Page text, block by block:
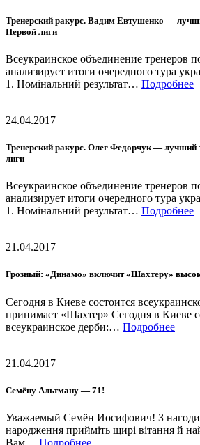
Тренерский ракурс. Вадим Евтушенко —
Первой лиги
Всеукраинское объединение тренеров
анализирует итоги очередного тура
1. Номінальний результат… Подробнее
24.04.2017
Тренерский ракурс. Олег Федорчук — лучший
лиги
Всеукраинское объединение тренеров
анализирует итоги очередного тура
1. Номінальний результат… Подробнее
21.04.2017
Грозный: «Динамо» включит «Шахтеру»
Сегодня в Киеве состоится
принимает «Шахтер» Сегодня в Киеве
всеукраинское дерби:… Подробнее
21.04.2017
Семёну Альтману — 71!
Уважаемый Семён Иосифович! З
народження прийміть щирі вітання й
Вам… Подробнее